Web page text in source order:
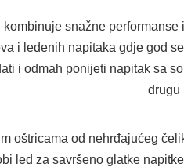
snažne
i ledenih napitaka gdje god
i odmah ponijeti napitak sa
drugu
oštricama od nehrđajućeg
led za savršeno glatke